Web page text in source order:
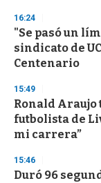
16:24
"Se pasó un
sindicato de
Centenario
15:49
Ronald
futbolista de
mi carrera”
15:46
Duró 96